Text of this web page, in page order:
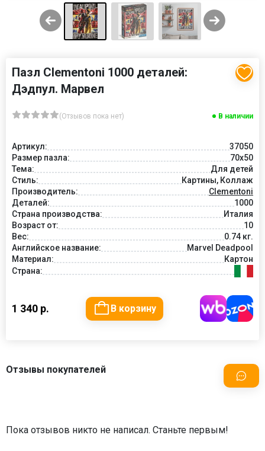
Пазл Clementoni 1000 деталей:
Дэдпул. Марвел
(Отзывов пока нет) В наличии
Артикул:
37050
Размер пазла:
70x50
Тема:
Для детей
Стиль:
Картины, Коллаж
Производитель:
Clementoni
Деталей:
1000
Страна производства:
Италия
Возраст от:
10
Вес:
0.74 кг.
Английское название:
Marvel Deadpool
Материал:
Картон
Страна:
1 340 р. В корзину
Отзывы покупателей
Пока отзывов никто не написал. Станьте первым!